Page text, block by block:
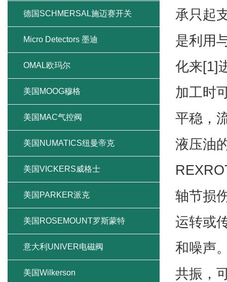
承只起
是利用
化来[1]
加工时
平稳，
液压油
轴节损
运转或
和噪声
共振，
德国SCHMERSAL施迈赛开关
Micro Detectors 墨迪
OMAL欧玛尔
美国MOOG穆格
美国MAC气控阀
美国NUMATICS纽曼帝克
美国VICKERS威格士
美国PARKER派克
美国ROSEMOUNT罗斯蒙特
意大利UNIVER电磁阀
美国Wilkerson